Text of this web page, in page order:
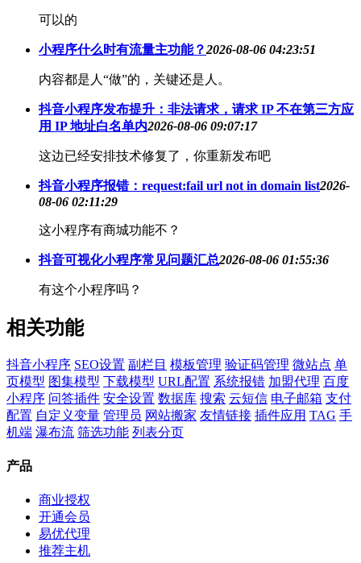
可以的
小程序什么时有流量主功能？2026-08-06 04:23:51
内容都是人“做”的，关键还是人。
抖音小程序发布提升：非法请求，请求 IP 不在第三方应
用 IP 地址白名单内2026-08-06 09:07:17
这边已经安排技术修复了，你重新发布吧
抖音小程序报错：request:fail url not in domain list2026-
08-06 02:11:29
这小程序有商城功能不？
抖音可视化小程序常见问题汇总2026-08-06 01:55:36
有这个小程序吗？
相关功能
抖音小程序 SEO设置 副栏目 模板管理 验证码管理 微站点 单
页模型 图集模型 下载模型 URL配置 系统报错 加盟代理 百度
小程序 问答插件 安全设置 数据库 搜索 云短信 电子邮箱 支付
配置 自定义变量 管理员 网站搬家 友情链接 插件应用 TAG 手
机端 瀑布流 筛选功能 列表分页
产品
商业授权
开通会员
易优代理
推荐主机